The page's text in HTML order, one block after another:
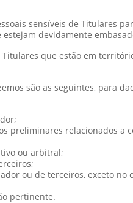
sensíveis de Titulares
devidamente
que estão em
são as seguintes, para
preliminares relacionados
ou arbitral;
ou de terceiros, exceto
pertinente.